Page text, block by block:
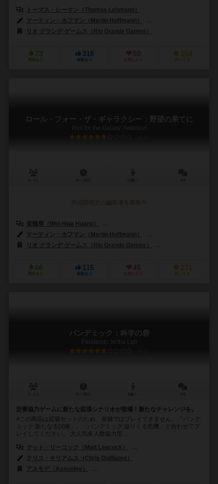
トーマス・レーマン（Thomas Lehmann）
マーティン・ホフマン（Martin Hoffmann）
リオ グランデ ゲームス（Rio Grande Games）
73
興味あり
318
経験あり
50
お気に入り
154
持ってる
ロール・フォー・ザ・ギャラクシー：野望の果てに
Roll for the Galaxy: Ambition
6.5
黄魏華（Wei-Hwa Huang）
マーティン・ホフマン（Martin Hoffmann）
リオ グランデ ゲームス（Rio Grande Games）
66
興味あり
115
経験あり
45
お気に入り
271
持ってる
パンデミック：科学の砦
Pandemic: In the Lab
6.2
定番協力ゲームに新たな拡張シナリオが登場！新たなチャレンジを。
※この商品は拡張セットのため、単独ではプレイできません。「パンデ
ミック:新たなる試練」、「パンデミック:迫りくる危機」と合わせてプ
レイしてください。 大人気多人数協力型...
マット・リーコック（Matt Leacock）
クリス・キリアムス（Chris Quilliams）
アスモデ（Asmodee）